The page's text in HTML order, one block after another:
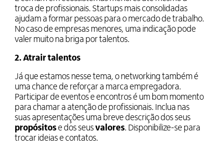
troca de profissionais. Startups mais consolidadas
ajudam a formar pessoas para o mercado de trabalho.
No caso de empresas menores, uma indicação pode
valer muito na briga por talentos.
2. Atrair talentos
Já que estamos nesse tema, o networking também é
uma chance de reforçar a marca empregadora.
Participar de eventos e encontros é um bom momento
para chamar a atenção de profissionais. Inclua nas
suas apresentações uma breve descrição dos seus
propósitose dos seusvalores. Disponibilize-se para
trocar ideias e contatos.